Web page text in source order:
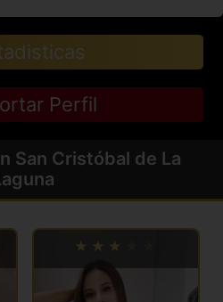
Perfil
San Cristóbal de La